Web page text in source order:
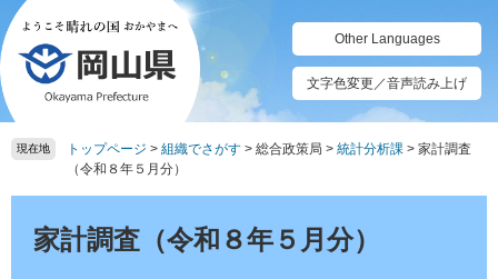
ペ
ー
ジ
の
先
頭
メ
ニ
ュ
ー
を
飛
て
Other Languages
文字色変更／音声読み上げ
現在地 トップページ > 組織でさがす > 総合政策局 > 統計分析課 > 家計調査
（令和８年５月分）
家計調査（令和８年５月分）